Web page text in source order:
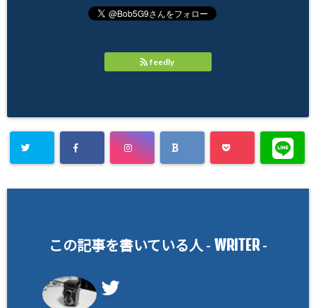
feedly
この記事を書いている人 - WRITER-